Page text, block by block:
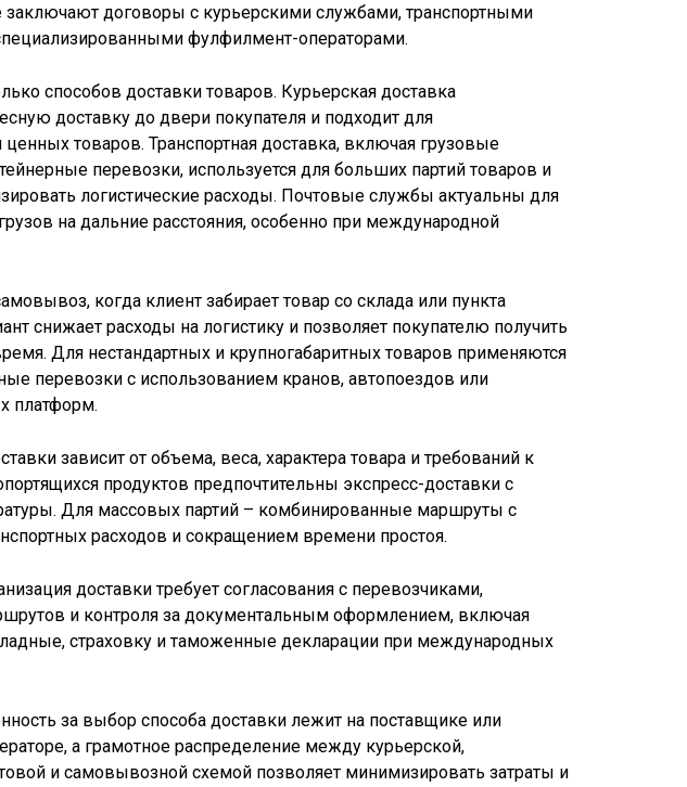
заключают договоры с курьерскими службами, транспортными
фулфилмент-операторами.
способов доставки товаров. Курьерская доставка
доставку до двери покупателя и подходит для
товаров. Транспортная доставка, включая грузовые
перевозки, используется для больших партий товаров и
логистические расходы. Почтовые службы актуальны для
на дальние расстояния, особенно при международной
когда клиент забирает товар со склада или пункта
снижает расходы на логистику и позволяет покупателю получить
Для нестандартных и крупногабаритных товаров применяются
перевозки с использованием кранов, автопоездов или
платформ.
зависит от объема, веса, характера товара и требований к
продуктов предпочтительны экспресс-доставки с
Для массовых партий – комбинированные маршруты с
расходов и сокращением времени простоя.
доставки требует согласования с перевозчиками,
и контроля за документальным оформлением, включая
страховку и таможенные декларации при международных
за выбор способа доставки лежит на поставщике или
а грамотное распределение между курьерской,
и самовывозной схемой позволяет минимизировать затраты и